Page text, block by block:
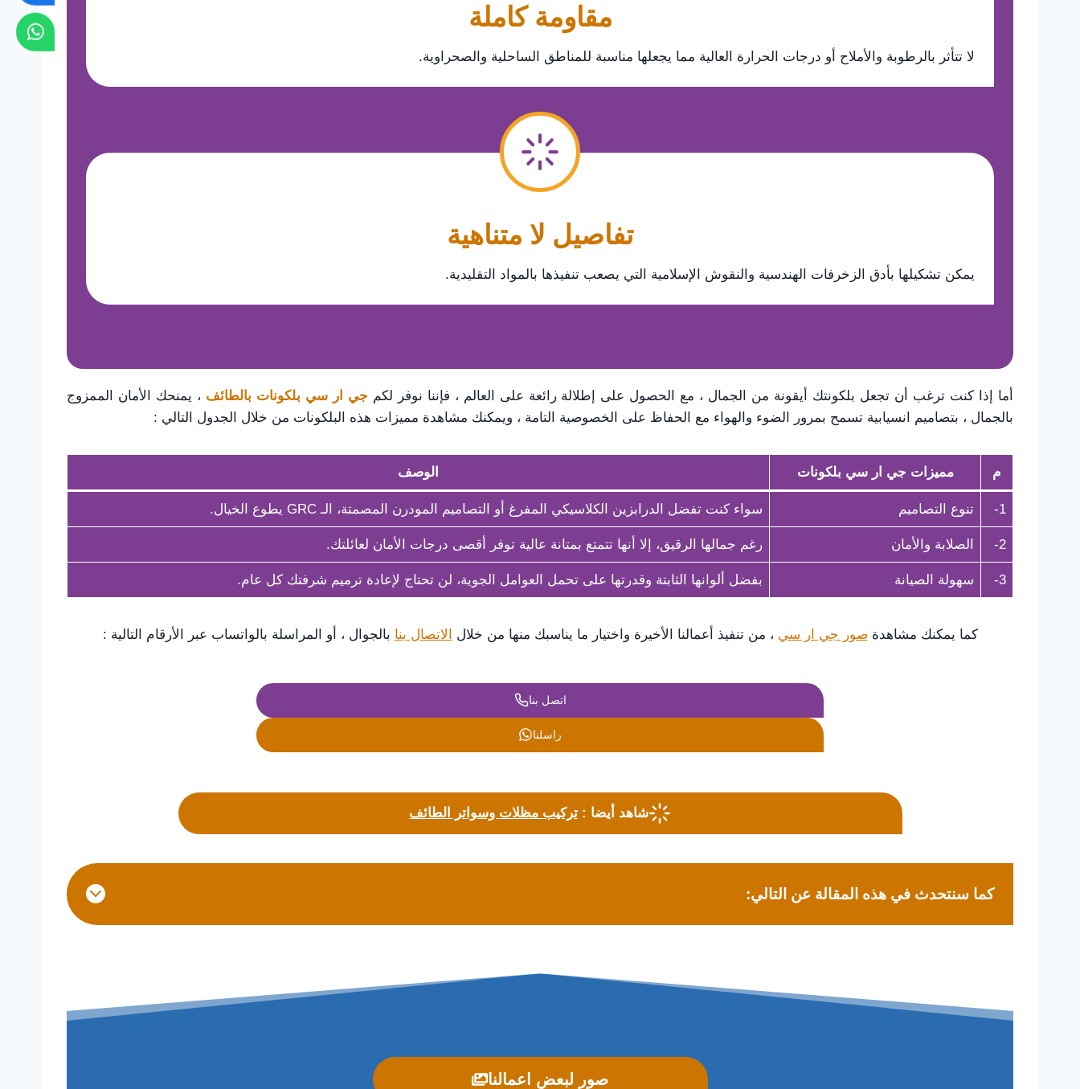
​مقاومة كاملة
لا تتأثر بالرطوبة والأملاح أو درجات الحرارة العالية مما يجعلها مناسبة للمناطق الساحلية والصحراوية.
​تفاصيل لا متناهية
يمكن تشكيلها بأدق الزخرفات الهندسية والنقوش الإسلامية التي يصعب تنفيذها بالمواد التقليدية.
أما إذا كنت ترغب أن تجعل بلكونتك أيقونة من الجمال ، مع الحصول على إطلالة رائعة على العالم ، فإننا نوفر لكم جي ار سي بلكونات بالطائف ، يمنحك الأمان الممزوج
بالجمال ، بتصاميم انسيابية تسمح بمرور الضوء والهواء مع الحفاظ على الخصوصية التامة ، ويمكنك مشاهدة مميزات هذه البلكونات من خلال الجدول التالي :
م مميزات جي ار سي بلكونات الوصف
1- ​تنوع التصاميم سواء كنت تفضل الدرابزين الكلاسيكي المفرغ أو التصاميم المودرن المصمتة، الـ GRC يطوع الخيال.
2- ​الصلابة والأمان رغم جمالها الرقيق، إلا أنها تتمتع بمتانة عالية توفر أقصى درجات الأمان لعائلتك.
3- ​سهولة الصيانة بفضل ألوانها الثابتة وقدرتها على تحمل العوامل الجوية، لن تحتاج لإعادة ترميم شرفتك كل عام.
كما يمكنك مشاهدةصور جي ار سي ، من تنفيذ أعمالنا الأخيرة واختيار ما يناسبك منها من خلال الاتصال بنا بالجوال ، أو المراسلة بالواتساب عبر الأرقام التالية :
اتصل بنا
راسلنا
شاهد أيضا : تركيب مظلات وسواتر الطائف
كما سنتحدث في هذه المقالة عن التالي:
صور لبعض اعمالنا